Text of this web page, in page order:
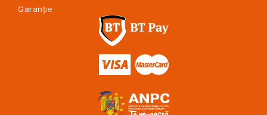
Garanție